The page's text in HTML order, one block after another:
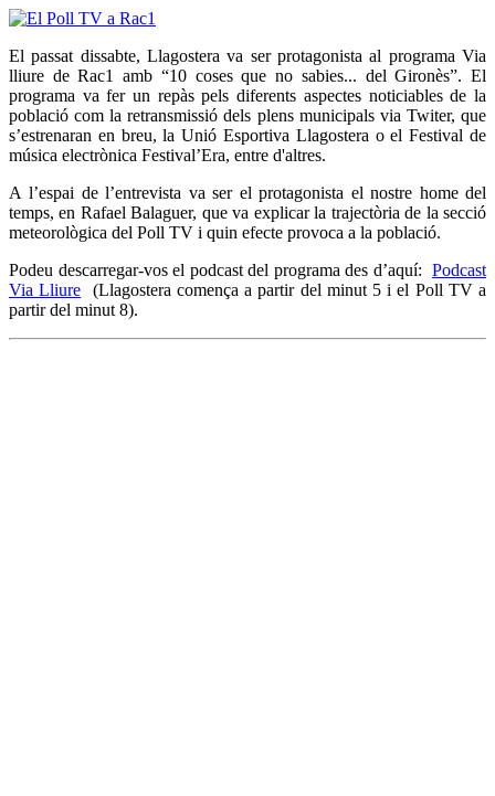
El passat dissabte, Llagostera va ser protagonista al programa Via
lliure de Rac1 amb “10 coses que no sabies... del Gironès”. El
programa va fer un repàs pels diferents aspectes noticiables de la
població com la retransmissió dels plens municipals via Twiter, que
s’estrenaran en breu, la Unió Esportiva Llagostera o el Festival de
música electrònica Festival’Era, entre d'altres.
A l’espai de l’entrevista va ser el protagonista el nostre home del
temps, en Rafael Balaguer, que va explicar la trajectòria de la secció
meteorològica del Poll TV i quin efecte provoca a la població.
Podeu descarregar-vos el podcast del programa des d’aquí: Podcast
Via Lliure (Llagostera comença a partir del minut 5 i el Poll TV a
partir del minut 8).